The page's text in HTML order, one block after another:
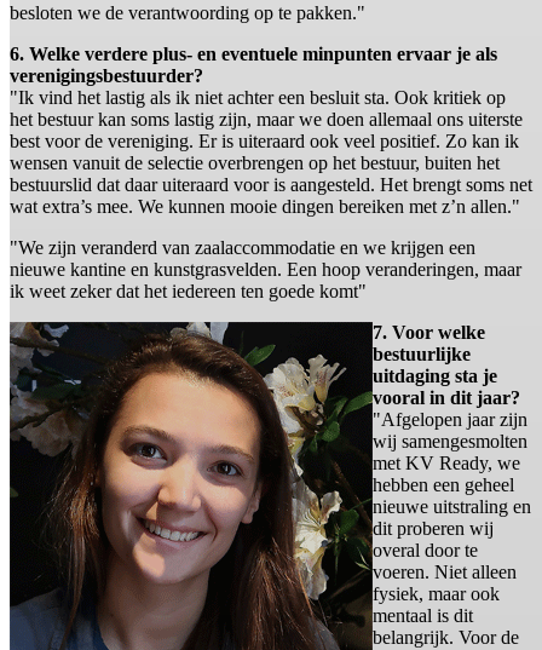
besloten we de verantwoording op te pakken."
6. Welke verdere plus- en eventuele minpunten ervaar je als
verenigingsbestuurder?
"Ik vind het lastig als ik niet achter een besluit sta. Ook kritiek op
het bestuur kan soms lastig zijn, maar we doen allemaal ons uiterste
best voor de vereniging. Er is uiteraard ook veel positief. Zo kan ik
wensen vanuit de selectie overbrengen op het bestuur, buiten het
bestuurslid dat daar uiteraard voor is aangesteld. Het brengt soms net
wat extra’s mee. We kunnen mooie dingen bereiken met z’n allen."
"We zijn veranderd van zaalaccommodatie en we krijgen een
nieuwe kantine en kunstgrasvelden. Een hoop veranderingen, maar
ik weet zeker dat het iedereen ten goede komt"
7. Voor welke
bestuurlijke
uitdaging sta je
vooral in dit jaar?
"Afgelopen jaar zijn
wij samengesmolten
met KV Ready, we
hebben een geheel
nieuwe uitstraling en
dit proberen wij
overal door te
voeren. Niet alleen
fysiek, maar ook
mentaal is dit
belangrijk. Voor de